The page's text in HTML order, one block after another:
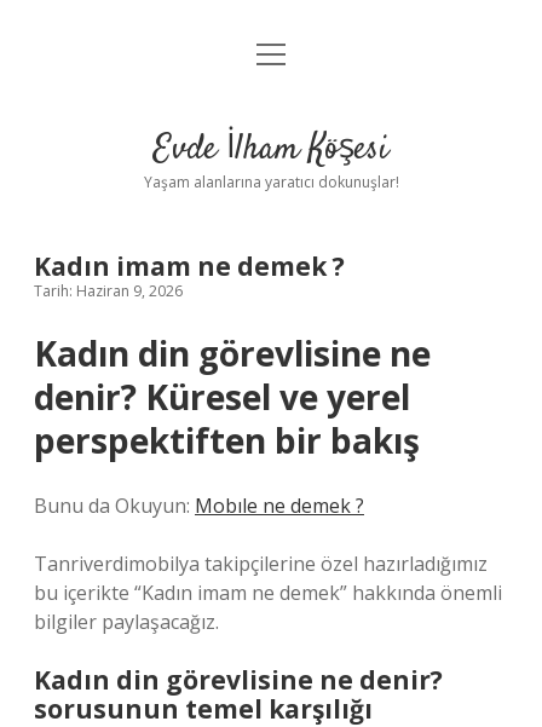
Anasayfa
Yasal Uyarı
menüyü
Evde İlham Köşesi
Yaşam alanlarına yaratıcı dokunuşlar!
Kadın imam ne demek ?
Tarih: Haziran 9, 2026
Kadın din görevlisine ne
denir? Küresel ve yerel
perspektiften bir bakış
Bunu da Okuyun: Mobıle ne demek ?
Tanriverdimobilya takipçilerine özel hazırladığımız
bu içerikte “Kadın imam ne demek” hakkında önemli
bilgiler paylaşacağız.
Kadın din görevlisine ne denir?
sorusunun temel karşılığı